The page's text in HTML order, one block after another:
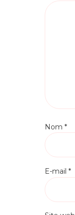
Nom *
E-mail *